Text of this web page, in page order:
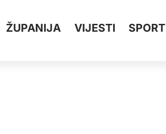
ŽUPANIJA VIJESTI SPORT